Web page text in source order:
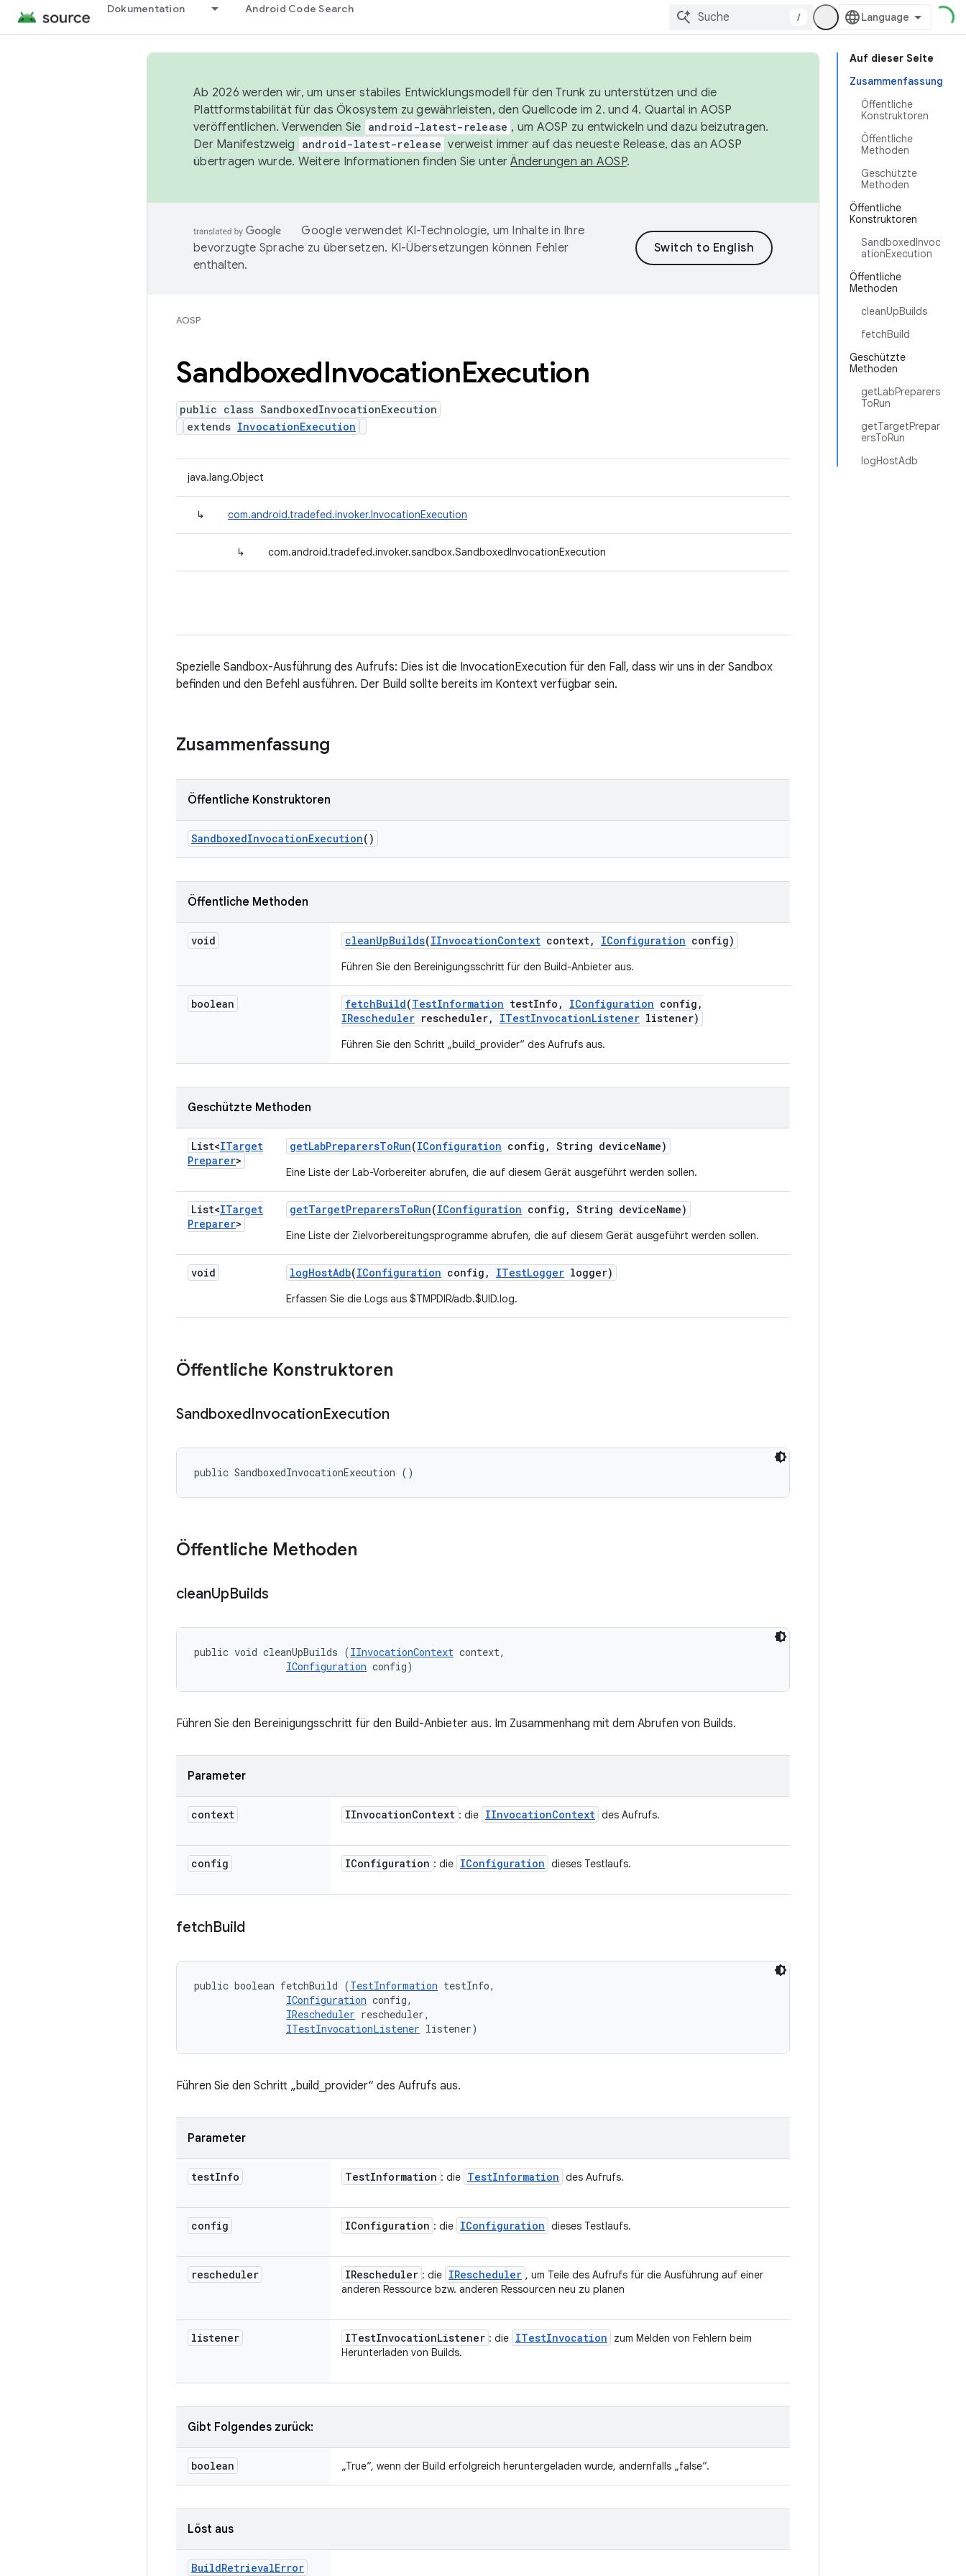
Dokumentation Android Code Search
/
Auf dieser Seite
Zusammenfassung
Öffentliche
Konstruktoren
Öffentliche
Methoden
Geschützte
Methoden
Öffentliche
Konstruktoren
SandboxedInvoc
ationExecution
Öffentliche
Methoden
cleanUpBuilds
fetchBuild
Geschützte
Methoden
getLabPreparers
ToRun
getTargetPrepar
ersToRun
logHostAdb
Ab 2026 werden wir, um unser stabiles Entwicklungsmodell für den Trunk zu unterstützen und die
Plattformstabilität für das Ökosystem zu gewährleisten, den Quellcode im 2. und 4. Quartal in AOSP
veröffentlichen. Verwenden Sie android-latest-release , um AOSP zu entwickeln und dazu beizutragen.
Der Manifestzweig
android-latest-release verweist immer auf das neueste Release, das an AOSP
übertragen wurde. Weitere Informationen finden Sie unterÄnderungen an AOSP.
Google verwendet KI-Technologie, um Inhalte in Ihre
bevorzugte Sprache zu übersetzen. KI-Übersetzungen können Fehler
enthalten.
AOSP
SandboxedInvocationExecution
public class SandboxedInvocationExecution
extends InvocationExecution
java.lang.Object
↳ com.android.tradefed.invoker.InvocationExecution
↳ com.android.tradefed.invoker.sandbox.SandboxedInvocationExecution
Spezielle Sandbox-Ausführung des Aufrufs: Dies ist die InvocationExecution für den Fall, dass wir uns in der Sandbox
befinden und den Befehl ausführen. Der Build sollte bereits im Kontext verfügbar sein.
Zusammenfassung
Öffentliche Konstruktoren
SandboxedInvocationExecution()
Öffentliche Methoden
void cleanUpBuilds(IInvocationContext context, IConfiguration config)
Führen Sie den Bereinigungsschritt für den Build-Anbieter aus.
boolean fetchBuild(TestInformation testInfo , IConfiguration config ,
IRescheduler rescheduler, ITestInvocationListener listener)
Führen Sie den Schritt „build_provider“ des Aufrufs aus.
Geschützte Methoden
List<ITarget
Preparer>
getLabPreparersToRun(IConfiguration config , String deviceName)
Eine Liste der Lab-Vorbereiter abrufen, die auf diesem Gerät ausgeführt werden sollen.
List<ITarget
Preparer>
getTargetPreparersToRun(IConfiguration config , String deviceName)
Eine Liste der Zielvorbereitungsprogramme abrufen, die auf diesem Gerät ausgeführt werden sollen.
void logHostAdb(IConfiguration config , ITestLogger logger)
Erfassen Sie die Logs aus $TMPDIR/adb.$UID.log.
Öffentliche Konstruktoren
SandboxedInvocationExecution
public SandboxedInvocationExecution ()
Öffentliche Methoden
cleanUpBuilds
public void cleanUpBuilds (IInvocationContext context,
IConfiguration config)
Führen Sie den Bereinigungsschritt für den Build-Anbieter aus. Im Zusammenhang mit dem Abrufen von Builds.
Parameter
context IInvocationContext : die IInvocationContext des Aufrufs.
config IConfiguration : die IConfiguration dieses Testlaufs.
fetchBuild
public boolean fetchBuild (TestInformation testInfo,
IConfiguration config,
IRescheduler rescheduler,
ITestInvocationListener listener)
Führen Sie den Schritt „build_provider“ des Aufrufs aus.
Parameter
testInfo TestInformation : die TestInformation des Aufrufs.
config IConfiguration : die IConfiguration dieses Testlaufs.
rescheduler IRescheduler : die IRescheduler , um Teile des Aufrufs für die Ausführung auf einer
anderen Ressource bzw. anderen Ressourcen neu zu planen
listener ITestInvocationListener : die ITestInvocation
zum Melden von Fehlern beim
Herunterladen von Builds.
Gibt Folgendes zurück:
boolean „True“, wenn der Build erfolgreich heruntergeladen wurde, andernfalls „false“.
Löst aus
BuildRetrievalError